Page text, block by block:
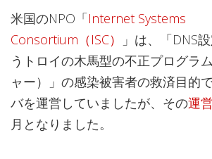
米国のNPO「Internet Systems
Consortium（ISC）
」は、「DNS
うトロイの木馬型の不正プログラ
ャー）」の感染被害者の救済目的
バを運営していましたが、その運
月となりました。